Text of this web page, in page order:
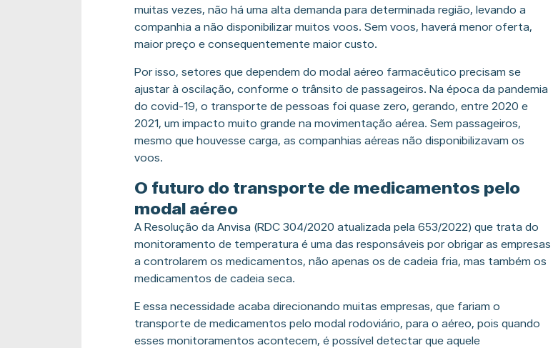
muitas vezes, não há uma alta demanda para determinada região, levando a
companhia a não disponibilizar muitos voos. Sem voos, haverá menor oferta,
maior preço e consequentemente maior custo.
Por isso, setores que dependem do modal aéreo farmacêutico precisam se
ajustar à oscilação, conforme o trânsito de passageiros. Na época da pandemia
do covid-19, o transporte de pessoas foi quase zero, gerando, entre 2020 e
2021, um impacto muito grande na movimentação aérea. Sem passageiros,
mesmo que houvesse carga, as companhias aéreas não disponibilizavam os
voos.
O futuro do transporte de medicamentos pelo
modal aéreo
A Resolução da Anvisa (RDC 304/2020 atualizada pela 653/2022) que trata do
monitoramento de temperatura é uma das responsáveis por obrigar as empresas
a controlarem os medicamentos, não apenas os de cadeia fria, mas também os
medicamentos de cadeia seca.
E essa necessidade acaba direcionando muitas empresas, que fariam o
transporte de medicamentos pelo modal rodoviário, para o aéreo, pois quando
esses monitoramentos acontecem, é possível detectar que aquele